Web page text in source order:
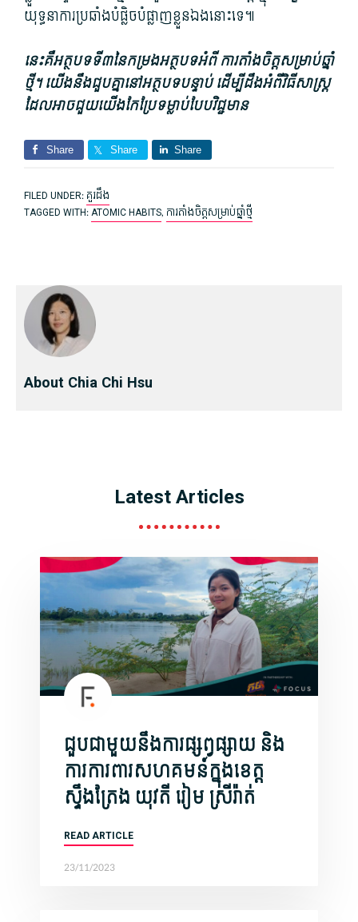
យុទ្ធនាការ​ប្រឆាំង​បំផ្លិច​បំផ្លាញ​ខ្លួនឯង​នោះ​ទេ​៕
នេះ​គឺ​អត្ថបទ​ទី៣នៃ​កម្រង​អត្ថបទ​អំពី ការ​តាំងចិត្ត​សម្រាប់​ឆ្នាំ​
ថ្មី។ យើង​នឹង​ជួប​គ្នា​នៅ​អត្ថបទ​បន្ទាប់ ដើម្បី​ដឹង​អំពីវិធីសាស្ត្រ
ដែលអាចជួយយើងកែប្រែទម្លាប់បែបវិជ្ជមាន
Share Share Share
FILED UNDER:គួរដឹង
TAGGED WITH:ATOMIC HABITS, ការ​តាំងចិត្ត​សម្រាប់​ឆ្នាំ​ថ្មី
About Chia Chi Hsu
Latest Articles
ជួបជាមួយនឹងការផ្សព្វផ្សាយ និង
ការការពារសហគមន៍ក្នុងខេត្ត
ស្ទឹងត្រែង យុវតី រៀម ស្រីរ៉ាត់
READ ARTICLE
23/11/2023